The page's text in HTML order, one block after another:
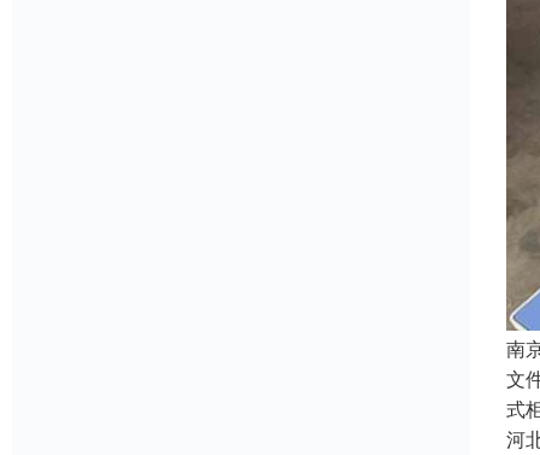
南
文
式
河